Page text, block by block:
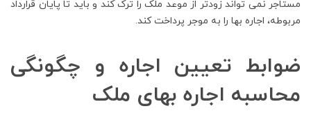
مستاجر نمی تواند زودتر از موعد ملک را ترک کند و باید تا پایان قرارداد
مربوطه، اجاره بها را به موجر پرداخت کند.
ضوابط تعیین اجاره و چگونگی
محاسبه اجاره بهای ملک